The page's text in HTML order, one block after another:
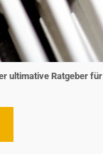
ultimative Ratgeber für